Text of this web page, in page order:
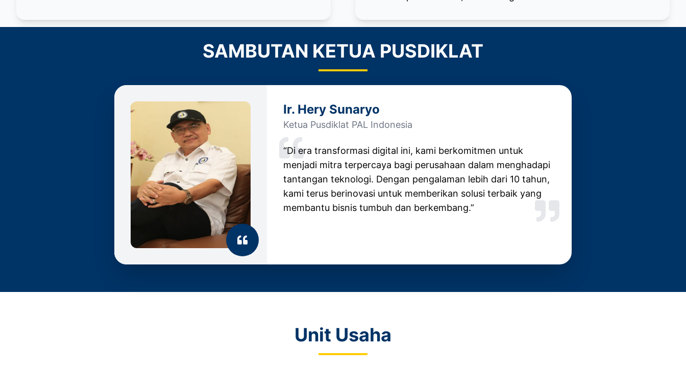
SAMBUTAN KETUA PUSDIKLAT
Ir. Hery Sunaryo
Ketua Pusdiklat PAL Indonesia
“Di era transformasi digital ini, kami berkomitmen untuk
menjadi mitra terpercaya bagi perusahaan dalam menghadapi
tantangan teknologi. Dengan pengalaman lebih dari 10 tahun,
kami terus berinovasi untuk memberikan solusi terbaik yang
membantu bisnis tumbuh dan berkembang.”
Unit Usaha